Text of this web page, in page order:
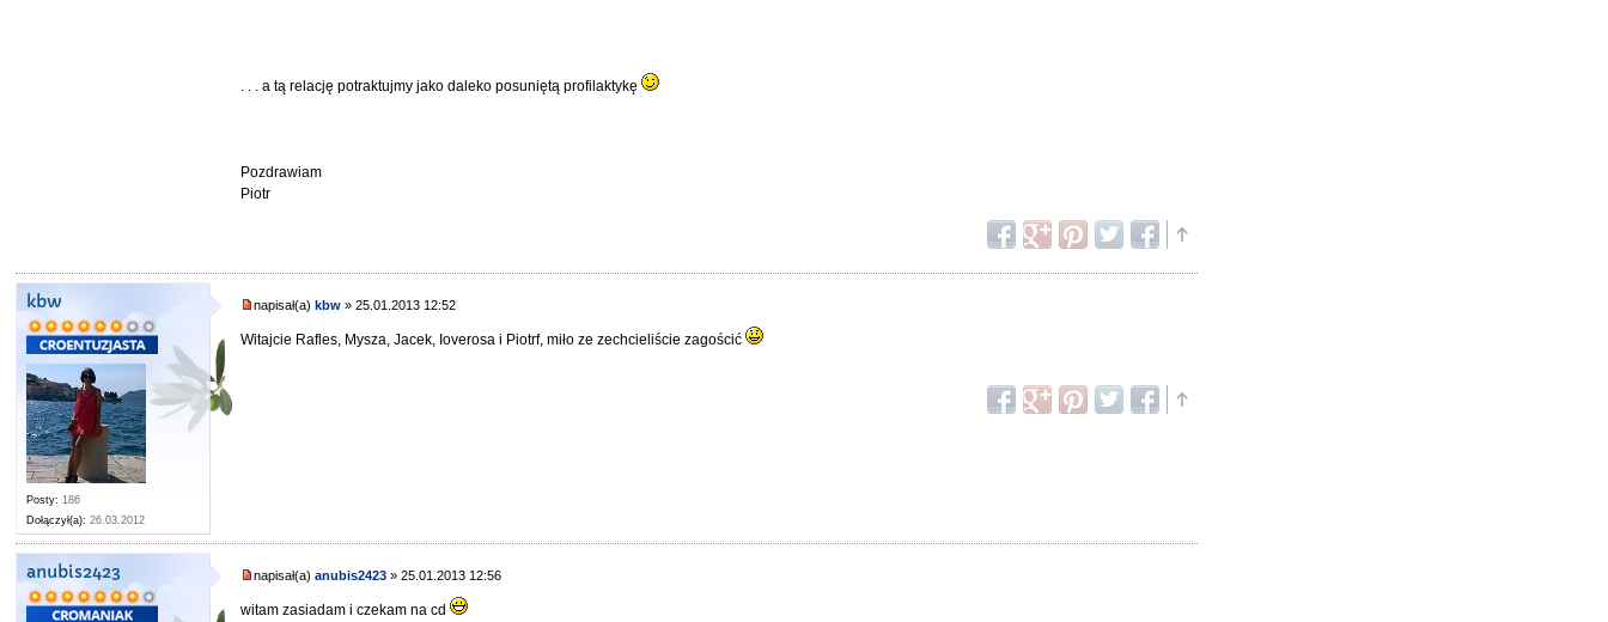
. . . a tą relację potraktujmy jako daleko posuniętą profilaktykę
Pozdrawiam
Piotr
kbw
Posty: 186
Dołączył(a): 26.03.2012
napisał(a) kbw » 25.01.2013 12:52
Witajcie Rafles, Mysza, Jacek, Ioverosa i Piotrf, miło ze zechcieliście zagościć
anubis2423 napisał(a)anubis2423 » 25.01.2013 12:56
witam zasiadam i czekam na cd